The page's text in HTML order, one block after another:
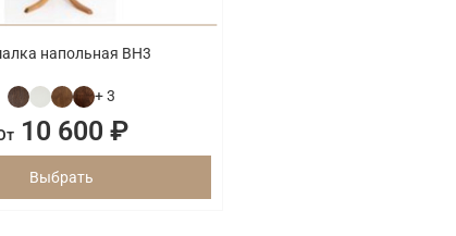
напольная ВН3
+ 3
10 600 ₽
Выбрать